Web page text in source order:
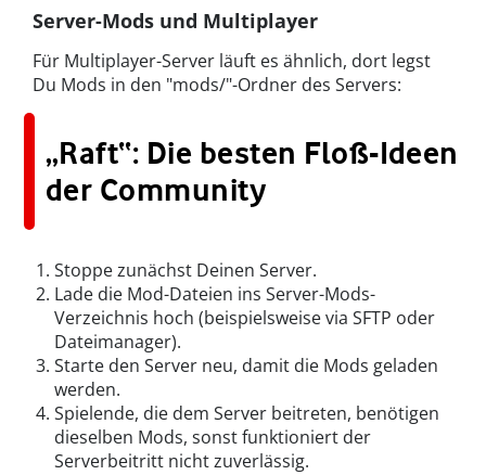
Server-Mods und Multiplayer
Für Multiplayer-Server läuft es ähnlich, dort legst
Du Mods in den "mods/"-Ordner des Servers:
„Raft“: Die besten Floß-Ideen
der Community
Stoppe zunächst Deinen Server.
Lade die Mod-Dateien ins Server-Mods-
Verzeichnis hoch (beispielsweise via SFTP oder
Dateimanager).
Starte den Server neu, damit die Mods geladen
werden.
Spielende, die dem Server beitreten, benötigen
dieselben Mods, sonst funktioniert der
Serverbeitritt nicht zuverlässig.